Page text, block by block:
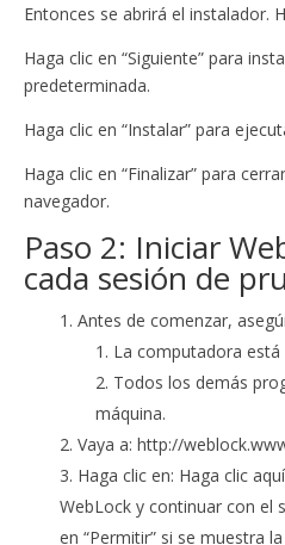
Entonces se abrirá el instalador.
Haga clic en “Siguiente” para
predeterminada.
Haga clic en “Instalar” para
Haga clic en “Finalizar” para
navegador.
Paso 2: Iniciar
cada sesión de
Antes de comenzar,
La computadora
Todos los demás
máquina.
Vaya a: http://
Haga clic en: Haga clic
WebLock y continuar con el
en “Permitir” si se muestra